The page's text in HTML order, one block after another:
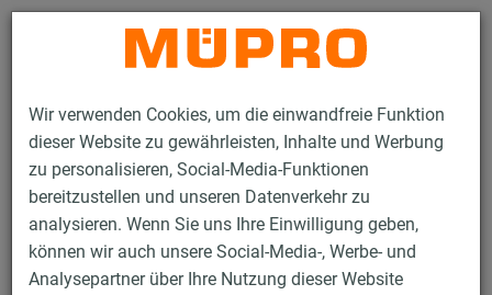
Wir verwenden Cookies, um die einwandfreie Funktion
dieser Website zu gewährleisten, Inhalte und Werbung
zu personalisieren, Social-Media-Funktionen
bereitzustellen und unseren Datenverkehr zu
analysieren. Wenn Sie uns Ihre Einwilligung geben,
können wir auch unsere Social-Media-, Werbe- und
Analysepartner über Ihre Nutzung dieser Website
Kontakt
Produkte Befestigungstechnik
Lüftungsbefestigung
Installationsschienen für die Lüftungsbefestigung
MPR-Systemschienen (leichter bis mittlerer Lastbereich)